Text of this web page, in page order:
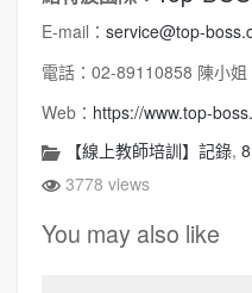
E-mail： service@top-
電話：02-89110858 陳小姐
Web： https://www.top-
【線上教師培訓】記錄,
3778 views
You may also like